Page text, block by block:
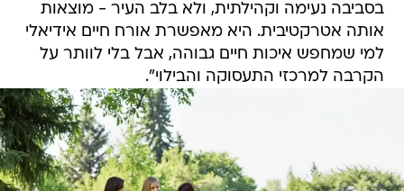
בסביבה נעימה וקהילתית, ולא בלב העיר - מוצאות
אותה אטרקטיבית. היא מאפשרת אורח חיים אידיאלי
למי שמחפש איכות חיים גבוהה, אבל בלי לוותר על
הקרבה למרכזי התעסוקה והבילוי".